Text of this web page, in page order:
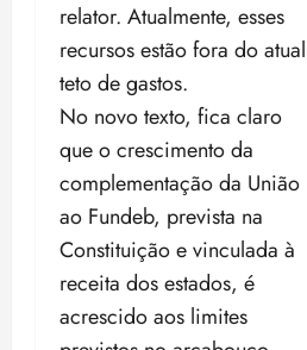
relator. Atualmente, esses
recursos estão fora do atual
teto de gastos.
No novo texto, fica claro
que o crescimento da
complementação da União
ao Fundeb, prevista na
Constituição e vinculada à
receita dos estados, é
acrescido aos limites